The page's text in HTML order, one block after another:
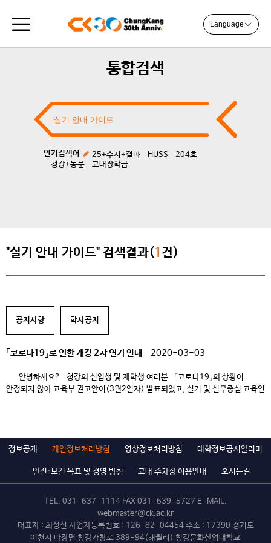
Language
통합검색
인기검색어 25+수시+결과 HUSS
204호
청강+동문
교내장학금
"실기 안내 가이드" 검색결과(1 건)
공지사항 학사공지
「코로나19」로 인한 개강 2차 연기 안내 2020-03-03
안녕하세요? 청강의 신입생 및 재학생 여러분 「코로나19」의 상황이
안정되지 않아 교육부 권고안이(3월2일자) 발표되었고, 실기 및 실무중심 교육인
건강을 안전하게 […]
정보공개
개인정보처리방침 영상정보처리방침 대학정보공시알리미
안전·보건 목표 및 경영 방침 교내 주차장 이용안내 오시는길
TEL. 031-637-1114 FAX 031-639-5727 E-MAIL.
webmaster@ck.ac.kr
대표자 : 최성신 사업자등록번호 : 126-82-04454 주소 : 17390 경기도
이천시 마장면 청강가창로 389-94(해월리) 청강문화산업대학교